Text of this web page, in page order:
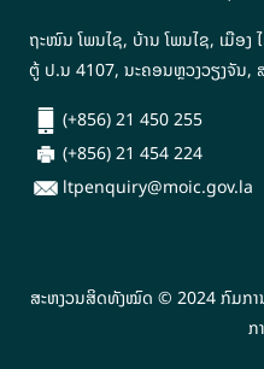
ຖະໜົນ ໂພນໄຊ, ບ້ານ ໂພນໄຊ, ເມືອງ
ຕູ້ ປ.ນ 4107, ນະຄອນຫຼວງວຽງຈັນ,
(+856) 21 450 255
(+856) 21 454 224
ltpenquiry@moic.gov.la
ສະຫງວນສິດທັງໝົດ © 2024 ກົມການ
ກ